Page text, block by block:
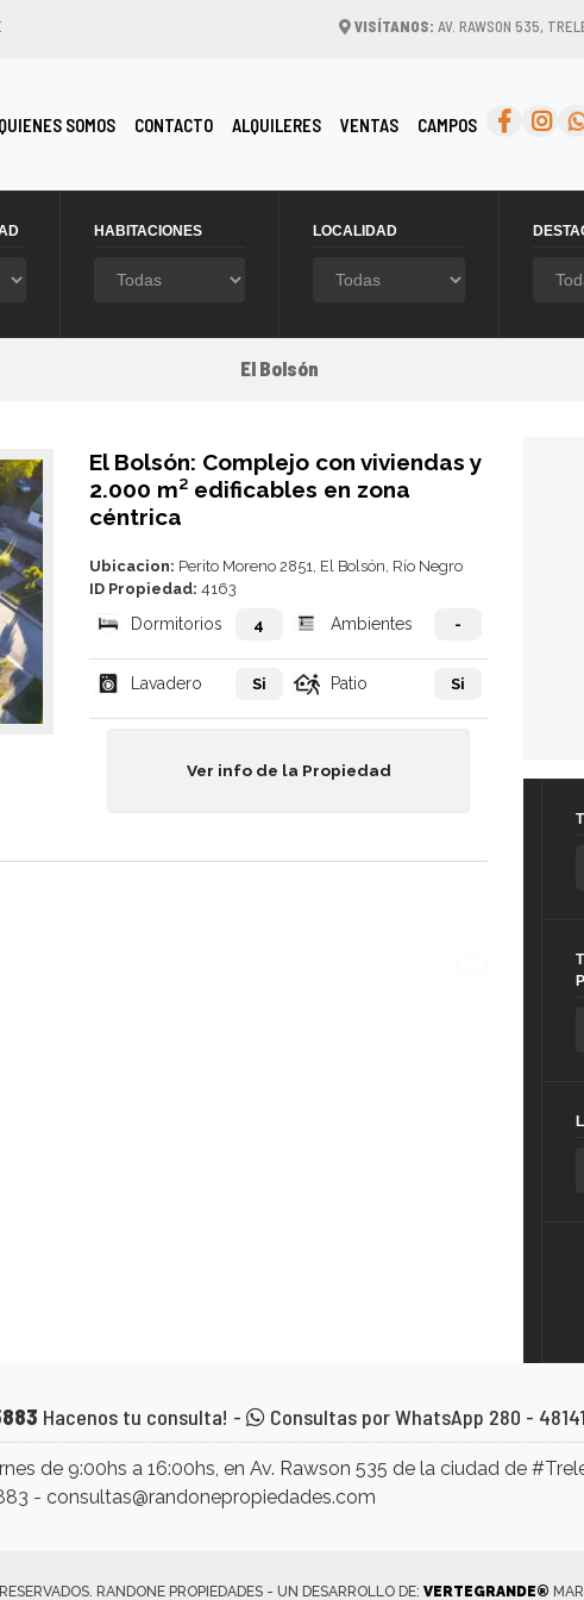
VISÍTANOS: AV. RAWSON 535,
QUIENES SOMOS CONTACTO ALQUILERES VENTAS CAMPOS
HABITACIONES LOCALIDAD
El Bolsón
El Bolsón: Complejo con viviendas y
2.000 m² edificables en zona
céntrica
Ubicacion: Perito Moreno 2851, El Bolsón, Río Negro
ID Propiedad: 4163
Dormitorios 4 Ambientes -
Lavadero Si Patio Si
Ver info de la Propiedad
Hacenos tu consulta! - Consultas por WhatsApp 280 -
de 9:00hs a 16:00hs, en Av. Rawson 535 de la ciudad de
- consultas@randonepropiedades.com
RANDONE PROPIEDADES - UN DESARROLLO DE: VERTEGRANDE®